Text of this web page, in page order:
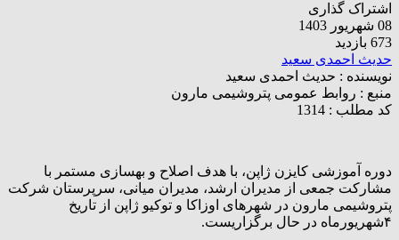
اشتراک گذاری
08 شهریور 1403
673 بازدید
حدیث احمدی سعید
نویسنده : حدیث احمدی سعید
منبع : روابط عمومی پتروشیمی مارون
کد مطلب : 1314
دوره آموزشی کایزن ژاپن، با هدف اصلاح و بهسازی مستمر با
مشارکت جمعی از مدیران ارشد، مدیران میانی، سرپرستان شرکت
پتروشیمی مارون در شهرهای اوزاکا و توکیو ژاپن از تاریخ
۴شهریورماه در حال برگزاریست.